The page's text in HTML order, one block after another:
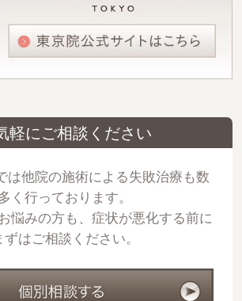
軽にご相談ください
は他院の施術による失敗治療も数
く行っております。
悩みの方も、症状が悪化する前に
ずはご相談ください。